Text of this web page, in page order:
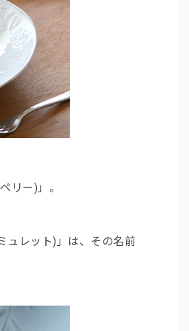
リー)」。
ュレット)」は、その名前